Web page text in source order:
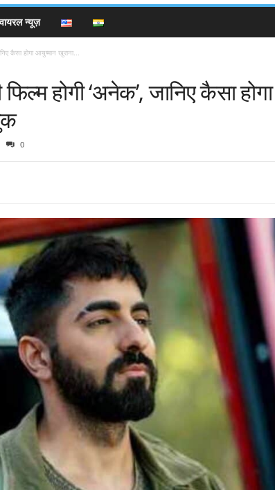
न्यूज़
कैसा होगा आयुष्मान खुराना...
होगी ‘अनेक’, जानिए कैसा होगा
0